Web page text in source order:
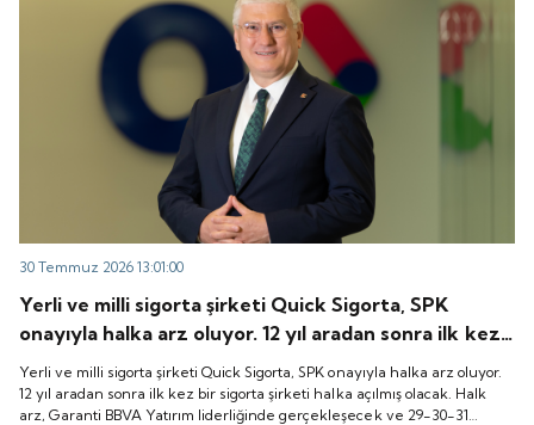
30 Temmuz 2026 13:01:00
Yerli ve milli sigorta şirketi Quick Sigorta, SPK
onayıyla halka arz oluyor. 12 yıl aradan sonra ilk kez
bir sigorta şirketi halka açılmış olacak. Halk arz,
Garanti BBVA Yatırım liderliğinde gerçekleşecek ve
29-30-31 Temmuz 2026 tarihlerinde talep
Yerli ve milli sigorta şirketi Quick Sigorta, SPK onayıyla halka arz oluyor.
12 yıl aradan sonra ilk kez bir sigorta şirketi halka açılmış olacak. Halk
arz, Garanti BBVA Yatırım liderliğinde gerçekleşecek ve 29-30-31